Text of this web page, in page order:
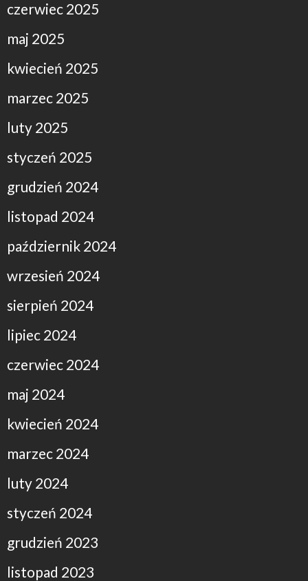
czerwiec 2025
maj 2025
kwiecień 2025
marzec 2025
luty 2025
styczeń 2025
grudzień 2024
listopad 2024
październik 2024
wrzesień 2024
sierpień 2024
lipiec 2024
czerwiec 2024
maj 2024
kwiecień 2024
marzec 2024
luty 2024
styczeń 2024
grudzień 2023
listopad 2023